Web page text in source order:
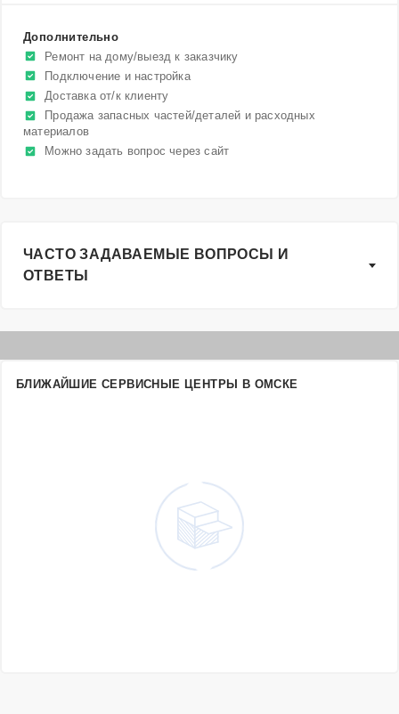
Дополнительно
Ремонт на дому/выезд к заказчику
Подключение и настройка
Доставка от/к клиенту
Продажа запасных частей/деталей и расходных
материалов
Можно задать вопрос через сайт
ЧАСТО ЗАДАВАЕМЫЕ ВОПРОСЫ И
ОТВЕТЫ
БЛИЖАЙШИЕ СЕРВИСНЫЕ ЦЕНТРЫ В ОМСКЕ